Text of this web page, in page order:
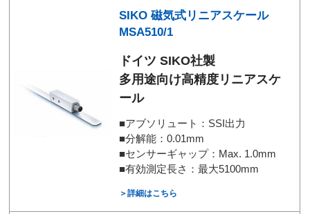
SIKO 磁気式リニアスケール
MSA510/1
ドイツ SIKO社製
多用途向け高精度リニアスケ
ール
■アブソリュート：SSI出力
■分解能：0.01mm
■センサーギャップ：Max. 1.0mm
■有効測定長さ：最大5100mm
＞詳細はこちら